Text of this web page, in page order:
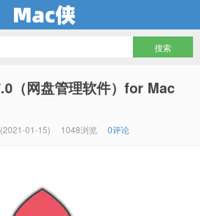
（网盘管理软件）for Mac
01-15) 1048浏览 0评论